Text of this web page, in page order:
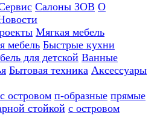
Салоны ЗОВ О
Мягкая мебель
мебель Быстрые кухни
для детской Ванные
Бытовая техника Аксессуары
островом п-образные прямые
стойкой с островом